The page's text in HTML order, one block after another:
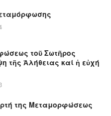
τοῦ Σωτῆρος
τῆς Ἀλήθειας καί ἡ εὐχή
της Μεταμορφώσεως